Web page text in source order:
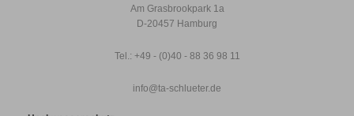
Am Grasbrookpark 1a
D-20457 Hamburg
Tel.: +49 - (0)40 - 88 36 98 11
info@ta-schlueter.de